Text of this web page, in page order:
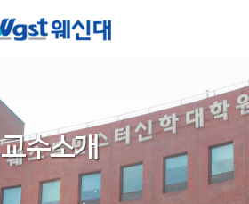
교수소개